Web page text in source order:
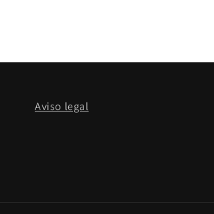
modal
Aviso legal